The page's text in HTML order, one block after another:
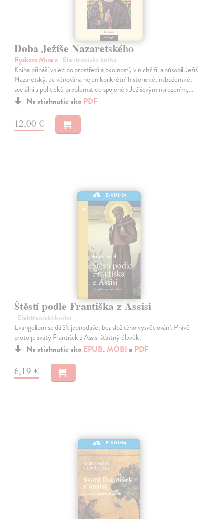
Doba Ježíše Nazaretského
Ryšková Mireia| Elektronická kniha
Kniha přináší vhled do prostředí a okolností, v nichž žil a působil Ježíš
Nazaretský. Je věnována nejen konkrétní historické, náboženské,
sociální a politické problematice spojené s Ježíšovým narozením,…
Na stiahnutie ako PDF
12,00 €
E-KNIHA
Štěstí podle Františka z Assisi
| Elektronická kniha
Evangelium se dá žít jednoduše, bez složitého vysvětlování. Právě
proto je svatý František z Assisi šťastný člověk.
Na stiahnutie ako EPUB, MOBI a PDF
6,19 €
E-KNIHA